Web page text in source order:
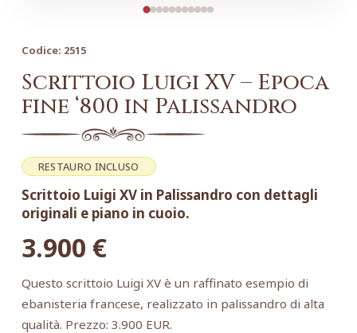
Codice: 2515
Scrittoio Luigi XV – Epoca
fine ‘800 in Palissandro
RESTAURO INCLUSO
Scrittoio Luigi XV in Palissandro con dettagli
originali e piano in cuoio.
3.900 €
Questo scrittoio Luigi XV è un raffinato esempio di
ebanisteria francese, realizzato in palissandro di alta
qualità. Prezzo: 3.900 EUR.